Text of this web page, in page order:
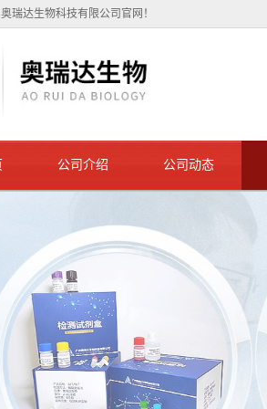
瑞达生物科技有限公司官网！
公司介绍 公司动态